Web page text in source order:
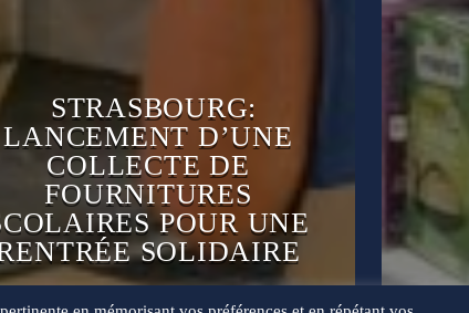
STRASBOURG:
LANCEMENT D’UNE
COLLECTE DE
FOURNITURES
POUR UNE
SOLIDAIRE